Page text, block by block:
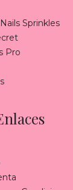
Sprinkles
Pro